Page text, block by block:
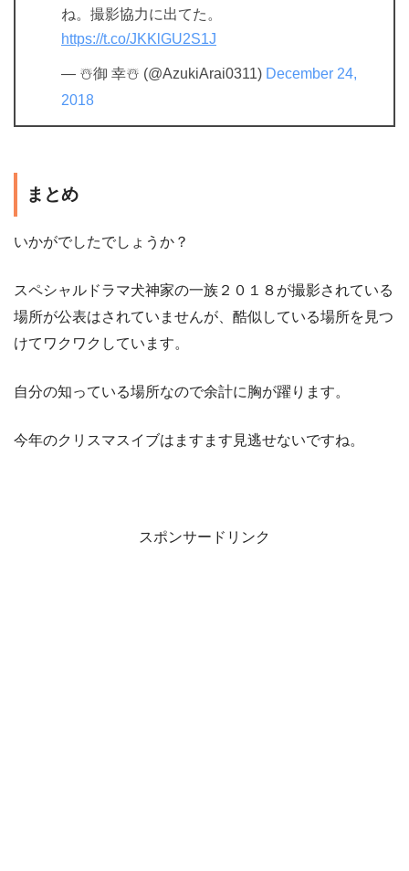
ね。撮影協力に出てた。
https://t.co/JKKlGU2S1J
— ☃️御 幸☃️ (@AzukiArai0311) December 24,
2018
まとめ
いかがでしたでしょうか？
スペシャルドラマ犬神家の一族２０１８が撮影されている
場所が公表はされていませんが、酷似している場所を見つ
けてワクワクしています。
自分の知っている場所なので余計に胸が躍ります。
今年のクリスマスイブはますます見逃せないですね。
スポンサードリンク